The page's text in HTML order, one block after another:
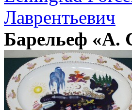
Лаврентьевич
Барельеф «А.